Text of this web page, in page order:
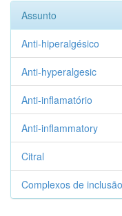
Assunto
Anti-hiperalgésico
Anti-hyperalgesic
Anti-inflamatório
Anti-inflammatory
Citral
Complexos de inclusão